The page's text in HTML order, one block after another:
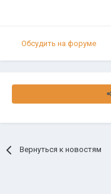
Обсудить на форуме
Вернуться к новостям